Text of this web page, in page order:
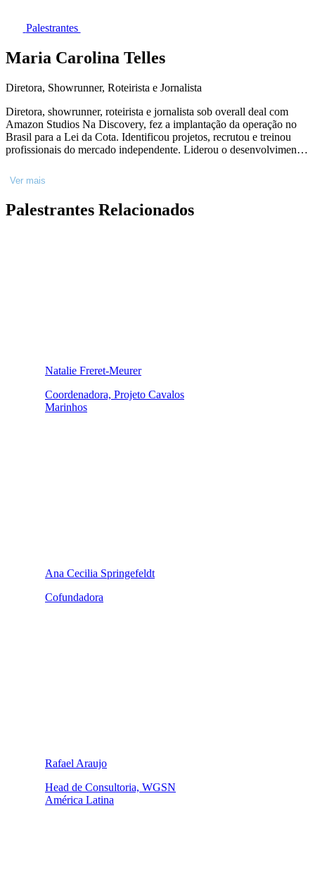
Palestrantes
Maria Carolina Telles
Diretora, Showrunner, Roteirista e Jornalista
Diretora, showrunner, roteirista e jornalista sob overall deal com
Amazon Studios Na Discovery, fez a implantação da operação no
Brasil para a Lei da Cota. Identificou projetos, recrutou e treinou
profissionais do mercado independente. Liderou o desenvolvimento
2019 abriu a operação da produtora Boxfish no Brasil e em 2017 a
divisão de Desenvolvimento e Produção da ELO Studios em
especiais; atuou em áreas diversas na Globo, Record, SBT e Band -
Ver mais
Palestrantes Relacionados
Natalie Freret-Meurer
Coordenadora, Projeto Cavalos
Marinhos
Ana Cecilia Springefeldt
Cofundadora
Rafael Araujo
Head de Consultoria, WGSN
América Latina